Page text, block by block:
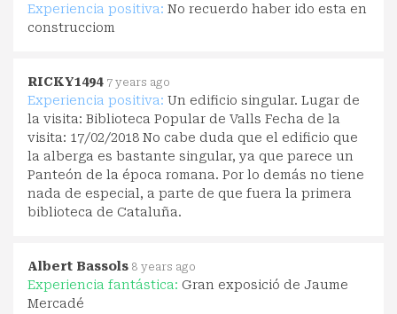
Experiencia positiva: No recuerdo haber ido esta en
construcciom
RICKY1494 7 years ago
Experiencia positiva: Un edificio singular. Lugar de
la visita: Biblioteca Popular de Valls Fecha de la
visita: 17/02/2018 No cabe duda que el edificio que
la alberga es bastante singular, ya que parece un
Panteón de la época romana. Por lo demás no tiene
nada de especial, a parte de que fuera la primera
biblioteca de Cataluña.
Albert Bassols 8 years ago
Experiencia fantástica: Gran exposició de Jaume
Mercadé